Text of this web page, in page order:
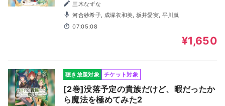
三木なずな
河合紗希子, 成塚衣和美, 坂井愛実, 平川嵐
07:05:08
¥1,650
聴き放題対象 チケット対象
[2巻]没落予定の貴族だけど、暇だったか
ら魔法を極めてみた2